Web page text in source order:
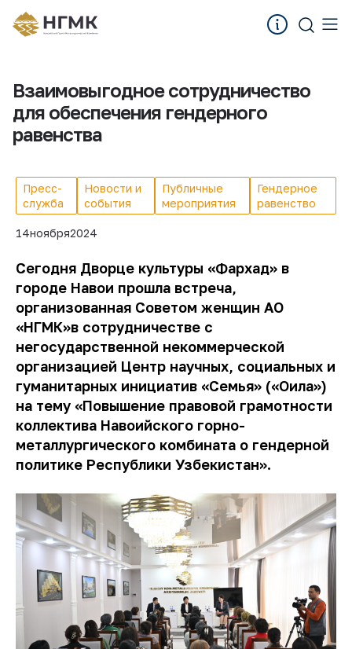
Взаимовыгодное сотрудничество
для обеспечения гендерного
равенства
Пресс-
служба
Новости и
события
Публичные
мероприятия
Гендерное
равенство
14ноября2024
Сегодня Дворце культуры «Фархад» в
городе Навои прошла встреча,
организованная Советом женщин АО
«НГМК»в сотрудничестве с
негосударственной некоммерческой
организацией Центр научных, социальных и
гуманитарных инициатив «Семья» («Оила»)
на тему «Повышение правовой грамотности
коллектива Навоийского горно-
металлургического комбината о гендерной
политике Республики Узбекистан».